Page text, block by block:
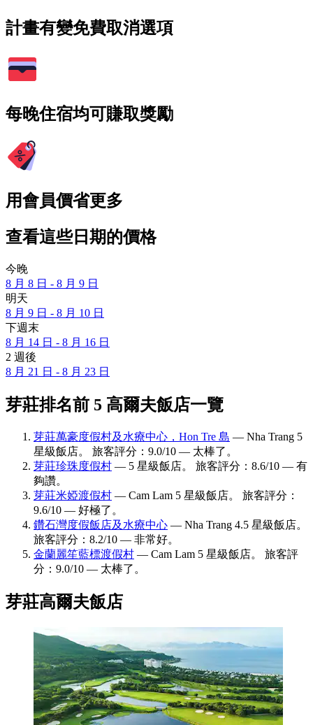
計畫有變免費取消選項
每晚住宿均可賺取獎勵
用會員價省更多
查看這些日期的價格
今晚
8 月 8 日 - 8 月 9 日
明天
8 月 9 日 - 8 月 10 日
下週末
8 月 14 日 - 8 月 16 日
2 週後
8 月 21 日 - 8 月 23 日
芽莊排名前 5 高爾夫飯店一覽
芽莊萬豪度假村及水療中心，Hon Tre 島 — Nha Trang 5
星級飯店。 旅客評分：9.0/10 — 太棒了。
芽莊珍珠度假村 — 5 星級飯店。 旅客評分：8.6/10 — 有
夠讚。
芽莊米婭渡假村 — Cam Lam 5 星級飯店。 旅客評分：
9.6/10 — 好極了。
鑽石灣度假飯店及水療中心 — Nha Trang 4.5 星級飯店。
旅客評分：8.2/10 — 非常好。
金蘭麗笙藍標渡假村 — Cam Lam 5 星級飯店。 旅客評
分：9.0/10 — 太棒了。
芽莊高爾夫飯店